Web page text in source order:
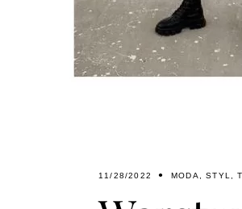
11/28/2022 MODA ,STYL ,